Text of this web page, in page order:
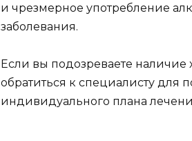
и чрезмерное употребление
заболевания.
Если вы подозреваете наличие
обратиться к специалисту для
индивидуального плана